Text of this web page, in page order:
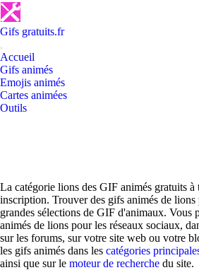
Gifs gratuits.fr
Accueil
Gifs animés
Emojis animés
Cartes animées
Outils
La catégorie lions des GIF animés gratuits à
inscription. Trouver des gifs animés de lions
grandes sélections de GIF d'animaux. Vous
animés de lions pour les réseaux sociaux,
sur les forums, sur votre site web ou votre
les gifs animés dans les catégories
ainsi que sur le moteur de recherche du site.